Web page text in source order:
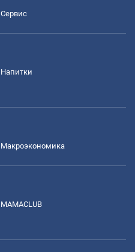
Сервис
Напитки
Mакроэкономика
MAMACLUB